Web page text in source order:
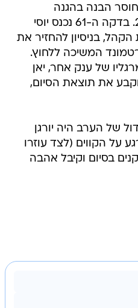
בניסיון להחזיר את
המשיכה ללחוץ.
הגיע בדקה ה-81 מרגליו של ענק אחר, יאן
את תוצאת הסיום,
של הערב היה יורגן
בסיום וקיבל אהבה